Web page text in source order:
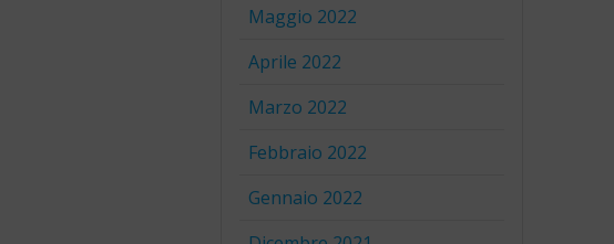
Maggio 2022
Aprile 2022
Marzo 2022
Febbraio 2022
Gennaio 2022